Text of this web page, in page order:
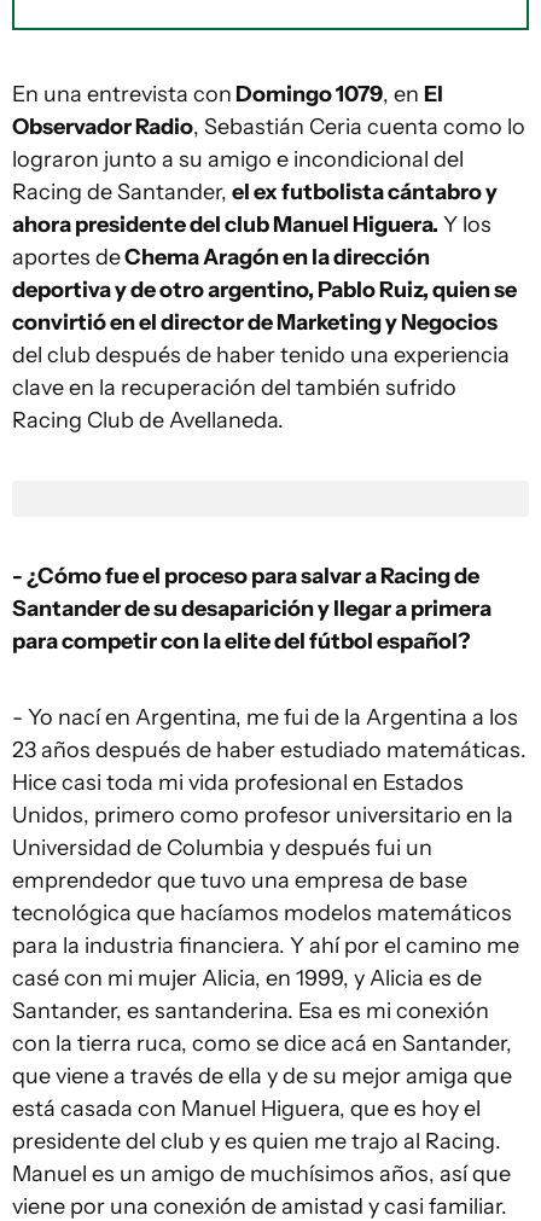
En una entrevista con Domingo 1079, en El
Observador Radio, Sebastián Ceria cuenta como lo
lograron junto a su amigo e incondicional del
Racing de Santander, el ex futbolista cántabro y
ahora presidente del club Manuel Higuera. Y los
aportes deChema Aragón en la dirección
deportiva yde otro argentino, Pablo Ruiz, quien se
convirtió en el director de Marketing y Negocios
del club después de haber tenido una experiencia
clave en la recuperación del también sufrido
Racing Club de Avellaneda.
- ¿Cómo fue el proceso para salvar a Racing de
Santander de su desaparición y llegar a primera
para competir con la elite del fútbol español?
- Yo nací en Argentina, me fui de la Argentina a los
23 años después de haber estudiado matemáticas.
Hice casi toda mi vida profesional en Estados
Unidos, primero como profesor universitario en la
Universidad de Columbia y después fui un
emprendedor que tuvo una empresa de base
tecnológica que hacíamos modelos matemáticos
para la industria financiera. Y ahí por el camino me
casé con mi mujer Alicia, en 1999, y Alicia es de
Santander, es santanderina. Esa es mi conexión
con la tierra ruca, como se dice acá en Santander,
que viene a través de ella y de su mejor amiga que
está casada con Manuel Higuera, que es hoy el
presidente del club y es quien me trajo al Racing.
Manuel es un amigo de muchísimos años, así que
viene por una conexión de amistad y casi familiar.